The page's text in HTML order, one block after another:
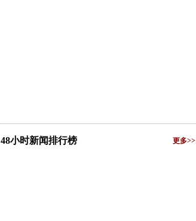
48小时新闻排行榜 更多>>